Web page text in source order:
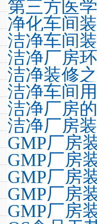
第三方医
净化车间
洁净车间
洁净厂房
洁净装修
洁净车间
洁净厂房
洁净厂房
GMP厂房
GMP厂房
GMP厂房
GMP厂房
GMP厂房